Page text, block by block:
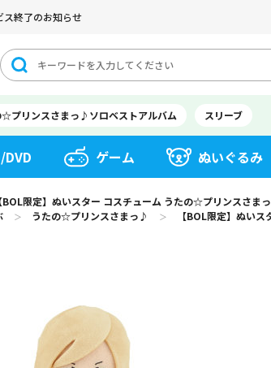
ス終了のお知らせ
☆プリンスさまっ♪ソロベストアルバム スリーブ
DVD ゲーム ぬいぐるみ
【BOL限定】ぬいスター コスチューム うたの☆プリンスさ
＞ うたの☆プリンスさまっ♪ ＞ 【BOL限定】ぬい